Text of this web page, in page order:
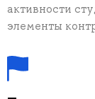
активности
элементы